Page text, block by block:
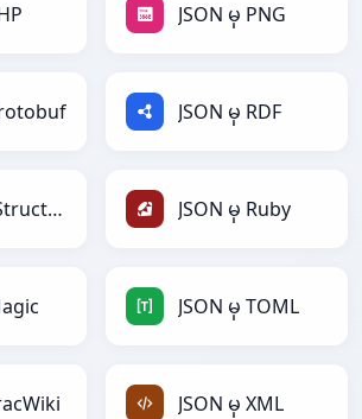
JSON မှ PNG
JSON မှ RDF
JSON မှ reStructuredText JSON မှ Ruby
JSON မှ TOML
JSON မှ XML